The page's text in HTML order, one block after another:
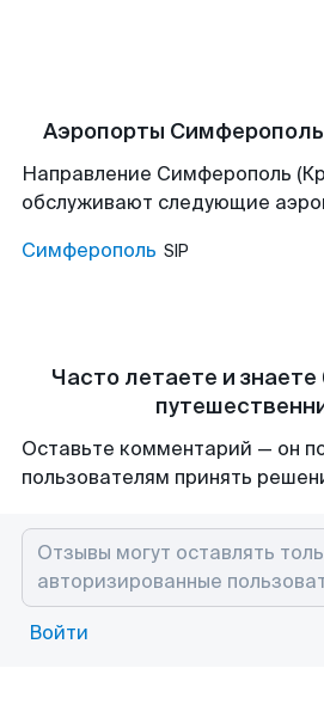
Аэропорты
Направление Симферополь
обслуживают следующие
Симферополь SIP
Часто летаете и
Оставьте комментарий — он
пользователям принять
Войти